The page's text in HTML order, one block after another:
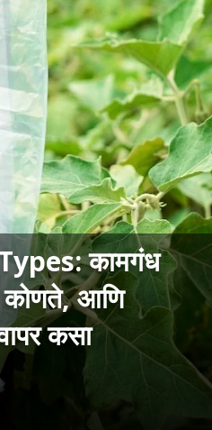
कामगंध
कोणते, आणि
कसा